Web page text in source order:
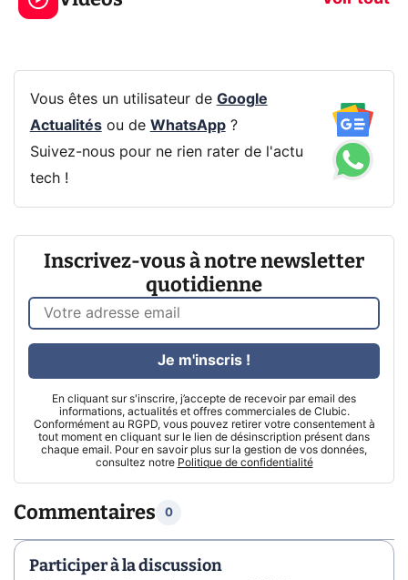
Vous êtes un utilisateur de Google
Actualitésou de WhatsApp?
Suivez-nous pour ne rien rater de l'actu
tech !
Inscrivez-vous à notre newsletter
quotidienne
En cliquant sur s'inscrire, j’accepte de recevoir par email des
informations, actualités et offres commerciales de Clubic.
Conformément au RGPD, vous pouvez retirer votre consentement à
tout moment en cliquant sur le lien de désinscription présent dans
chaque email. Pour en savoir plus sur la gestion de vos données,
consultez notre Politique de confidentialité
Je m'inscris !
Commentaires 0
Participer à la discussion